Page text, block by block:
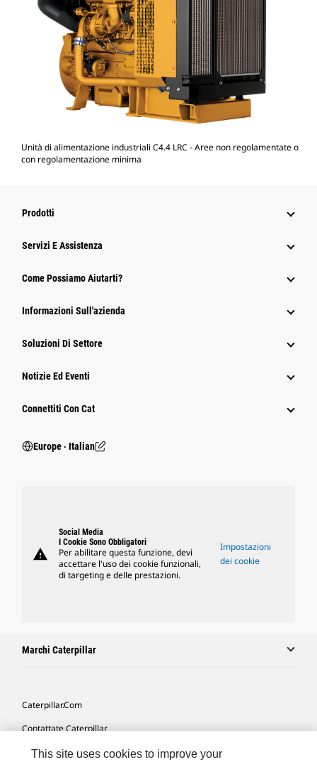
Unità di alimentazione industriali C4.4 LRC - Aree non regolamentate o
con regolamentazione minima
Prodotti
Servizi E Assistenza
Come Possiamo Aiutarti?
Informazioni Sull'azienda
Soluzioni Di Settore
Notizie Ed Eventi
Connettiti Con Cat
Europe ‧ Italian
warning
Social Media
I Cookie Sono Obbligatori
Per abilitare questa funzione, devi
accettare l'uso dei cookie funzionali,
di targeting e delle prestazioni.
Impostazioni
dei cookie
Marchi Caterpillar
Caterpillar.com
Contattate Caterpillar
Le Mie Preferenze Di Marketing
This site uses cookies to improve your